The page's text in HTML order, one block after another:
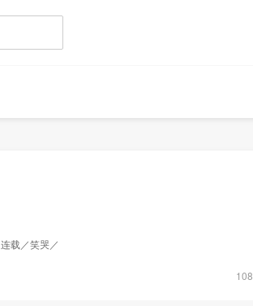
载／笑哭／
108